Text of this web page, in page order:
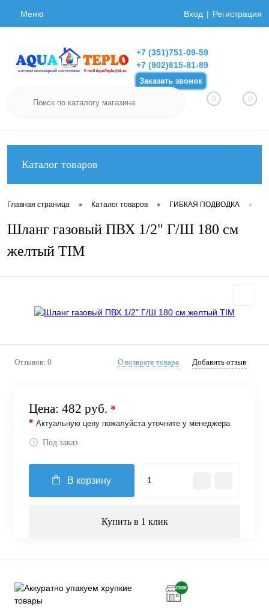
Меню Вход Регистрация
+7 (351)751-09-59
+7 (902)615-81-89
Заказать звонок
0 0
Каталог товаров
Главная страница • Каталог товаров • ГИБКАЯ ПОДВОДКА •
Шланг газовый ПВХ 1/2" Г/Ш 180 см
желтый TIM
Отзывов: 0 О возврате товара Добавить отзыв
Цена: 482 руб. *
* Актуальную цену пожалуйста уточните у менеджера
Под заказ
В корзину
Купить в 1 клик